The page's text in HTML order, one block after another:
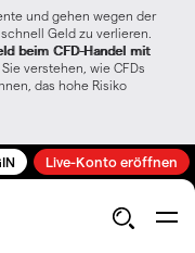
und gehen wegen der
Geld zu verlieren.
beim CFD-Handel mit
verstehen, wie CFDs
das hohe Risiko
Live-Konto eröffnen